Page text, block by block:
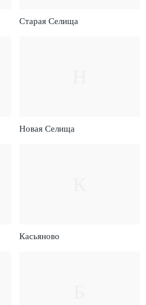
Старая Селища
Новая Селища
Касьяново